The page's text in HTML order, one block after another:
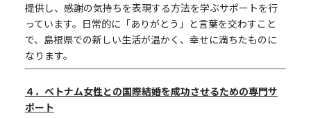
提供し、感謝の気持ちを表現する方法を学ぶサポートを行
っています。日常的に「ありがとう」と言葉を交わすこと
で、島根県での新しい生活が温かく、幸せに満ちたものに
なります。
４．ベトナム女性との国際結婚を成功させるための専門サ
ポート